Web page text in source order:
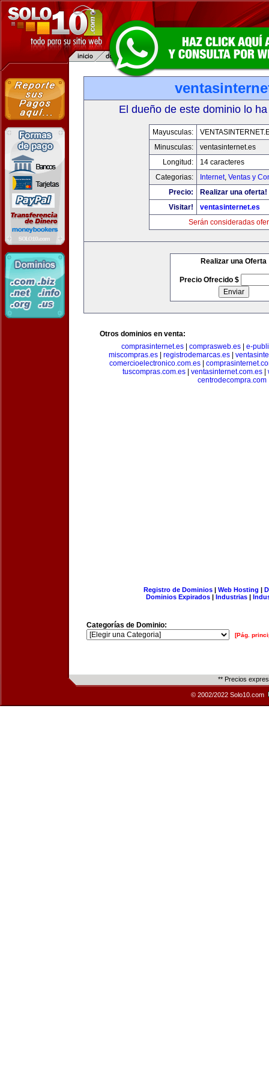
El dueño de este dominio lo
Mayusculas:
Minusculas:
ventasinternet.es
Longitud:
14 caracteres
Categorias:
Internet, Ventas y
Precio:
Realizar una oferta!
Visitar!
ventasinternet.es
Serán consideradas
Realizar una Oferta
Precio Ofrecido $
Otros dominios en venta:
comprasinternet.es
comprasweb.es
e-
miscompras.es
registrodemarcas.es
comercioelectronico.com.es
tuscompras.com.es| ventasinternet.com.es|
centrodecompra.com
Registro de Dominios| Web Hosting |
Dominios Expirados | Industrias |
Categorías de Dominio:
[Pág.
** Precios
© 2002/2022 Solo10.com